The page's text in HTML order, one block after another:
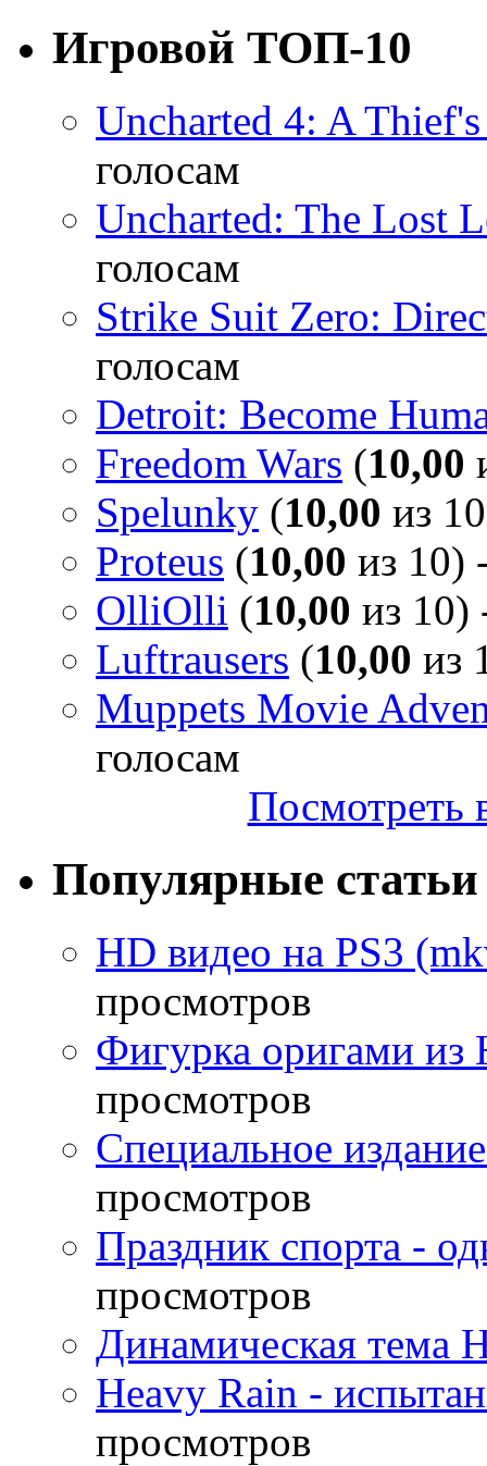
Игровой ТОП-10
Uncharted 4: A
голосам
Uncharted: The Lost
голосам
Strike Suit Zero:
голосам
Detroit: Become
Freedom Wars (10,00
Spelunky (10,00 из
Proteus (10,00 из 10)
OlliOlli (10,00 из 10)
Luftrausers (10,00 из
Muppets Movie
голосам
Посмотреть
Популярные статьи
HD видео на PS3
просмотров
Фигурка оригами из
просмотров
Специальное
просмотров
Праздник спорта -
просмотров
Динамическая тема
Heavy Rain -
просмотров